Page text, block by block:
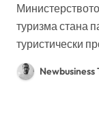
Министерството на икономиката, енергетиката и
туризма стана
туристически
Newbusiness